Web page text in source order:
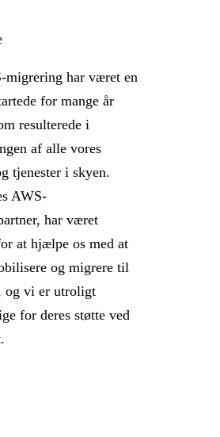
migrering har været en
for mange år
resulterede i
af alle vores
tjenester i skyen.
AWS-
har været
at hjælpe os med at
og migrere til
og vi er utroligt
for deres støtte ved